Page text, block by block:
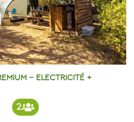
– ELECTRICITÉ +
2